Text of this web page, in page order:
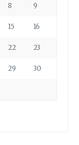
8 9
15 16
22 23
29 30